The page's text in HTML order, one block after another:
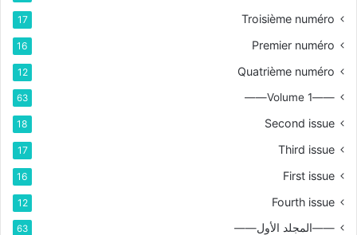
Troisième numéro
17
Premier numéro
16
Quatrième numéro
12
——Volume 1——
63
Second issue
18
Third issue
17
First issue
16
Fourth issue
12
——المجلد الأول—— 63